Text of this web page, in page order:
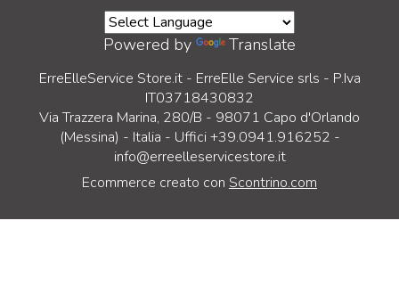
Powered by Translate
ErreElleService Store.it - ErreElle Service srls - P.Iva
IT03718430832
Via Trazzera Marina, 280/B - 98071 Capo d'Orlando
(Messina) - Italia - Uffici +39.0941.916252 -
info@erreelleservicestore.it
Ecommerce creato con Scontrino.com